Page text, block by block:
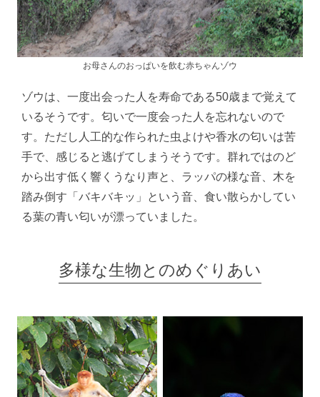
お母さんのおっぱいを飲む赤ちゃんゾウ
ゾウは、一度出会った人を寿命である50歳まで覚えて
いるそうです。匂いで一度会った人を忘れないので
す。ただし人工的な作られた虫よけや香水の匂いは苦
手で、感じると逃げてしまうそうです。群れではのど
から出す低く響くうなり声と、ラッパの様な音、木を
踏み倒す「バキバキッ」という音、食い散らかしてい
る葉の青い匂いが漂っていました。
多様な生物とのめぐりあい